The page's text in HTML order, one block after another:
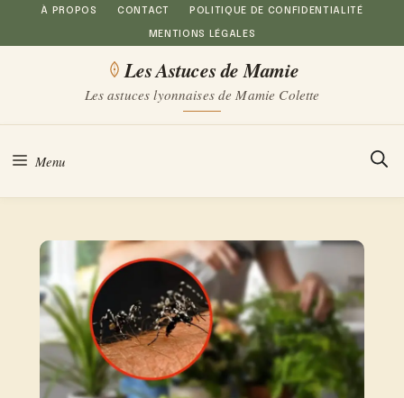
Aller
au
À PROPOS CONTACT POLITIQUE DE CONFIDENTIALITÉ
MENTIONS LÉGALES
Les Astuces de Mamie
Les astuces lyonnaises de Mamie Colette
Menu